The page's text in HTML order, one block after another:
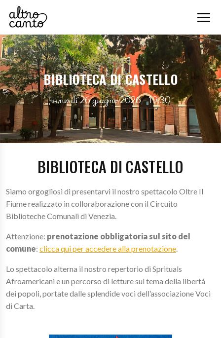
BIBLIOTECA DI CASTELLO
venerdì 26 giugno 2026 - 19:30
BIBLIOTECA DI CASTELLO
Siamo orgogliosi di presentarvi il nostro spettacolo Oltre Il
Fiume realizzato in colloraborazione con il Circuito
Biblioteche Comunali di Venezia.
Attenzione: prenotazione obbligatoria sul sito del
comune: clicca qui per accedere alla prenotazione.
Lo spettacolo alterna il nostro repertorio di Sprituals
Afroamericani e un percorso di letture sul tema della libertà
dei popoli, portate dalle splendide voci dell’associazione Voci
di Carta.